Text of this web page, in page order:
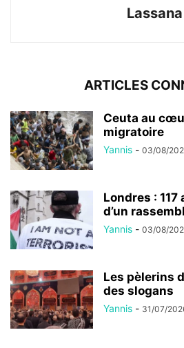
Lassana
ARTICLES
Ceuta au
migratoire
Yannis - 03/08/
Londres :
d’un
Yannis - 03/08/
Les pèlerins
des slogans
Yannis - 31/07/